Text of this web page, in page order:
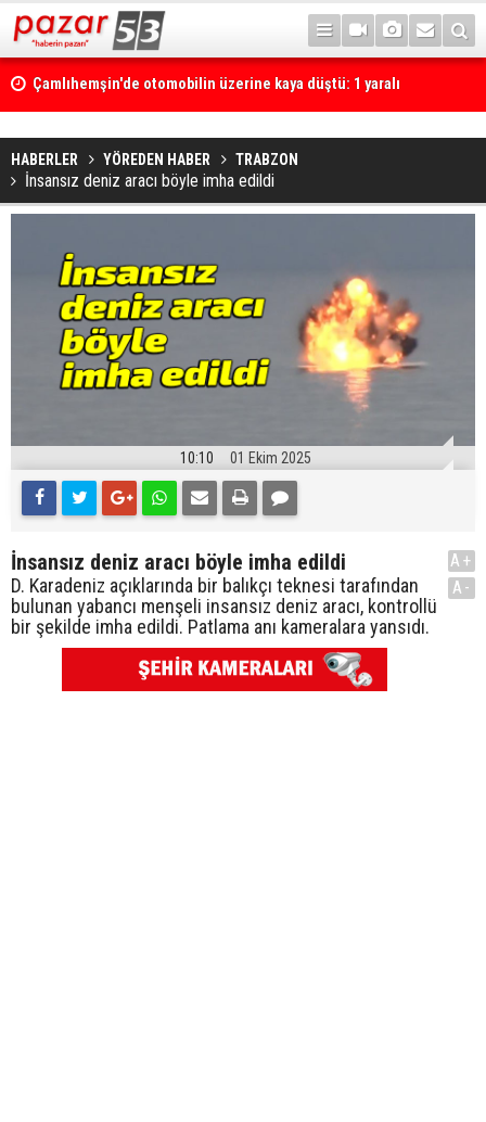
Çamlıhemşin'de otomobilin üzerine kaya düştü: 1 yaralı
HABERLER YÖREDEN HABER TRABZON
İnsansız deniz aracı böyle imha edildi
10:10 01 Ekim 2025
İnsansız deniz aracı böyle imha edildi
D. Karadeniz açıklarında bir balıkçı teknesi tarafından
bulunan yabancı menşeli insansız deniz aracı, kontrollü
bir şekilde imha edildi. Patlama anı kameralara yansıdı.
A+
A-